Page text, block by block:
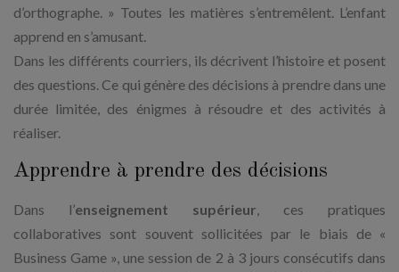
d’orthographe. » Toutes les matières s’entremêlent. L’enfant
apprend en s’amusant.
Dans les différents courriers, ils décrivent l’histoire et posent
des questions. Ce qui génère des décisions à prendre dans une
durée limitée, des énigmes à résoudre et des activités à
réaliser.
Apprendre à prendre des décisions
Dans l’enseignement supérieur, ces pratiques
collaboratives sont souvent sollicitées par le biais de «
Business Game », une session de 2 à 3 jours consécutifs dans